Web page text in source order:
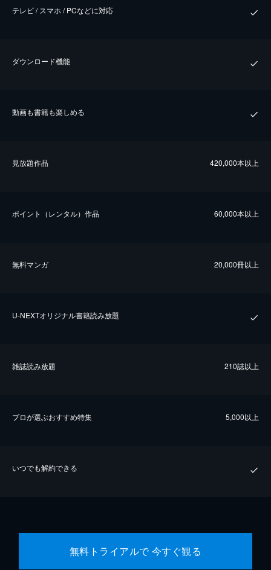
テレビ / スマホ / PCなどに対応
ダウンロード機能
動画も書籍も楽しめる
⾒放題作品 420,000本以上
ポイント（レンタル）作品 60,000本以上
無料マンガ 20,000冊以上
U-NEXTオリジナル書籍読み放題
雑誌読み放題 210誌以上
プロが選ぶおすすめ特集 5,000以上
いつでも解約できる
無料トライアルで 今すぐ観る